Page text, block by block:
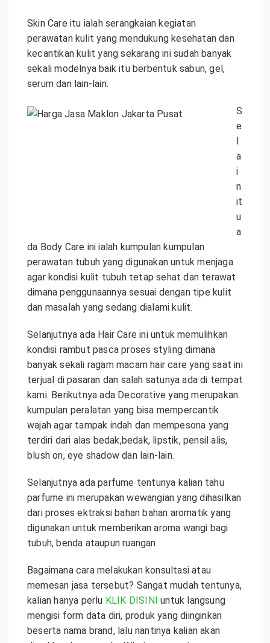
Skin Care itu ialah serangkaian kegiatan
perawatan kulit yang mendukung kesehatan dan
kecantikan kulit yang sekarang ini sudah banyak
sekali modelnya baik itu berbentuk sabun, gel,
serum dan lain-lain.
S
e
l
a
i
n
it
u
a
da Body Care ini ialah kumpulan kumpulan
perawatan tubuh yang digunakan untuk menjaga
agar kondisi kulit tubuh tetap sehat dan terawat
dimana penggunaannya sesuai dengan tipe kulit
dan masalah yang sedang dialami kulit.
Selanjutnya ada Hair Care ini untuk memulihkan
kondisi rambut pasca proses styling dimana
banyak sekali ragam macam hair care yang saat ini
terjual di pasaran dan salah satunya ada di tempat
kami. Berikutnya ada Decorative yang merupakan
kumpulan peralatan yang bisa mempercantik
wajah agar tampak indah dan mempesona yang
terdiri dari alas bedak,bedak, lipstik, pensil alis,
blush on, eye shadow dan lain-lain.
Selanjutnya ada parfume tentunya kalian tahu
parfume ini merupakan wewangian yang dihasilkan
dari proses ektraksi bahan bahan aromatik yang
digunakan untuk memberikan aroma wangi bagi
tubuh, benda ataupun ruangan.
Bagaimana cara melakukan konsultasi atau
memesan jasa tersebut? Sangat mudah tentunya,
kalian hanya perlu KLIK DISINI untuk langsung
mengisi form data diri, produk yang diinginkan
beserta nama brand, lalu nantinya kalian akan